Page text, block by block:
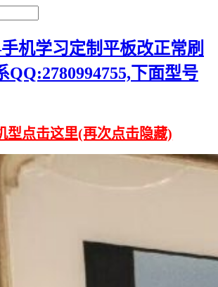
机学习定制平板改正常刷
QQ:2780994755,下面型号
型点击这里(再次点击隐藏)